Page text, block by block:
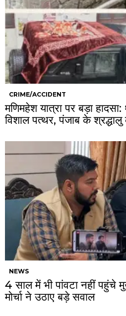
CRIME/ACCIDENT
मणिमहेश यात्रा पर बड़ा
विशाल पत्थर, पंजाब के श्रद्धालु
NEWS
4 साल में भी पांवटा नहीं पहुंचे
मोर्चा ने उठाए बड़े सवाल